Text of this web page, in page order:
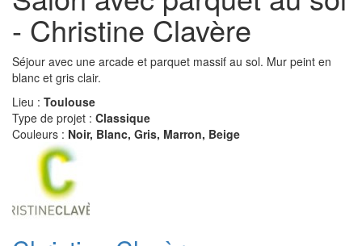
- Christine Clavère
Séjour avec une arcade et parquet massif au sol. Mur peint en
blanc et gris clair.
Lieu : Toulouse
Type de projet : Classique
Couleurs : Noir, Blanc, Gris, Marron, Beige